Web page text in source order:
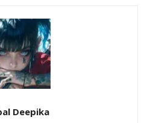
Deepika